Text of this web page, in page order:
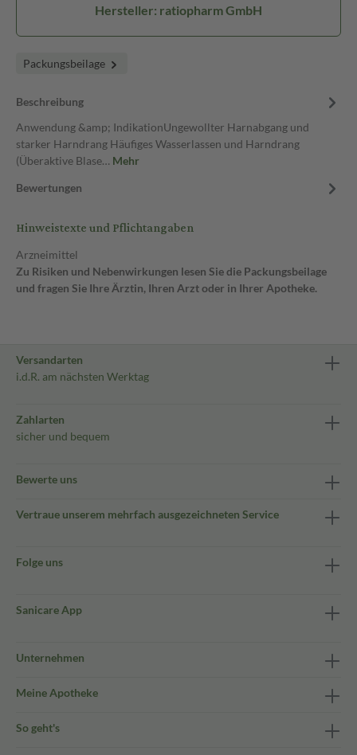
Hersteller: ratiopharm GmbH
Packungsbeilage
Beschreibung
Anwendung &amp; IndikationUngewollter Harnabgang und
starker Harndrang Häufiges Wasserlassen und Harndrang
(Überaktive Blase… Mehr
Bewertungen
Hinweistexte und Pflichtangaben
Arzneimittel
Zu Risiken und Nebenwirkungen lesen Sie die Packungsbeilage
und fragen Sie Ihre Ärztin, Ihren Arzt oder in Ihrer Apotheke.
Versandarten
i.d.R. am nächsten Werktag
Zahlarten
sicher und bequem
Bewerte uns
Vertraue unserem mehrfach ausgezeichneten Service
Folge uns
Sanicare App
Unternehmen
Meine Apotheke
So geht's